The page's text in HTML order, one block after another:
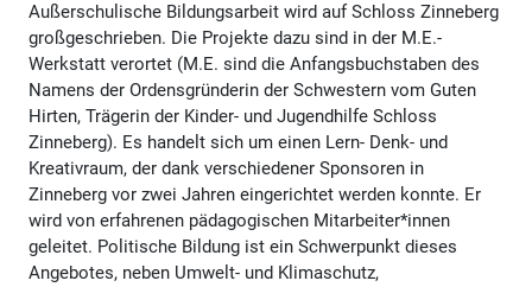
Außerschulische Bildungsarbeit wird auf Schloss Zinneberg
großgeschrieben. Die Projekte dazu sind in der M.E.-
Werkstatt verortet (M.E. sind die Anfangsbuchstaben des
Namens der Ordensgründerin der Schwestern vom Guten
Hirten, Trägerin der Kinder- und Jugendhilfe Schloss
Zinneberg). Es handelt sich um einen Lern- Denk- und
Kreativraum, der dank verschiedener Sponsoren in
Zinneberg vor zwei Jahren eingerichtet werden konnte. Er
wird von erfahrenen pädagogischen Mitarbeiter*innen
geleitet. Politische Bildung ist ein Schwerpunkt dieses
Angebotes, neben Umwelt- und Klimaschutz,